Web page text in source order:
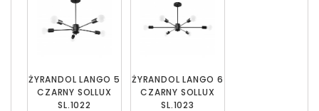
ŻYRANDOL LANGO 5
CZARNY SOLLUX
SL.1022
ŻYRANDOL LANGO 6
CZARNY SOLLUX
SL.1023